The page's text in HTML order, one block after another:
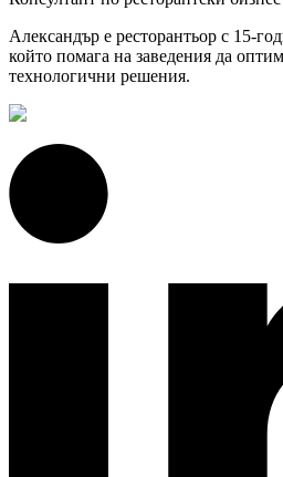
Александър е ресторантьор с 15-
който помага на заведения да
технологични решения.